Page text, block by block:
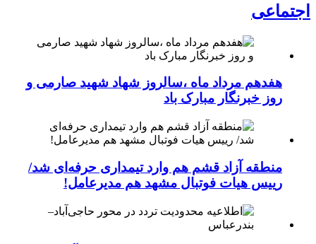
اجتماعی
هفدهم مرداد ماه ،سالروز شهاد شهید صارمی و
روز خبرنگار مبارک باد
منطقه آزاد قشم هم وارد تیمداری حرفه‌ای شد/
رییس هیات فوتبال مشهد هم مدیرعامل!